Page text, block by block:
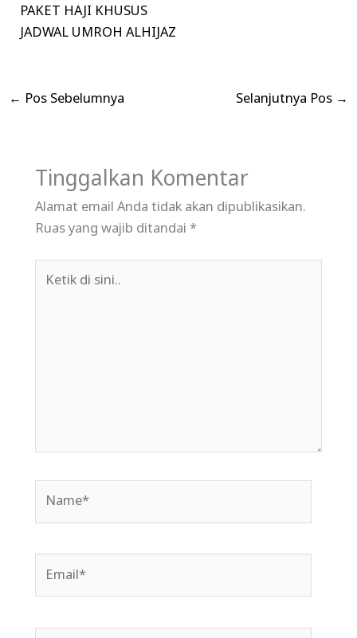
PAKET HAJI KHUSUS
JADWAL UMROH ALHIJAZ
← Pos Sebelumnya Selanjutnya Pos →
Tinggalkan Komentar
Alamat email Anda tidak akan dipublikasikan.
Ruas yang wajib ditandai *